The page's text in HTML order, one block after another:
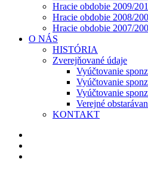
Hracie obdobie 2009/
Hracie obdobie 2008/
Hracie obdobie 2007/
O NÁS
HISTÓRIA
Zverejňované údaje
Vyúčtovanie
Vyúčtovanie
Vyúčtovanie
Verejné
KONTAKT